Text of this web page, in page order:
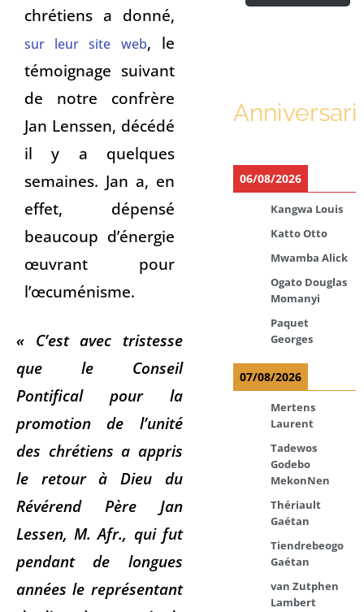
chrétiens a donné,
sur leur site web, le
témoignage suivant
de notre confrère
Jan Lenssen, décédé
il y a quelques
semaines. Jan a, en
effet, dépensé
beaucoup d’énergie
œuvrant pour
l’œcuménisme.
« C’est avec tristesse
que le Conseil
Pontifical pour la
promotion de l’unité
des chrétiens a appris
le retour à Dieu du
Révérend Père Jan
Lessen, M. Afr., qui fut
pendant de longues
années le représentant
06/08/2026
Kangwa Louis
Katto Otto
Mwamba Alick
Ogato Douglas
Momanyi
Paquet
Georges
07/08/2026
Mertens
Laurent
Tadewos
Godebo
MekonNen
Thériault
Gaétan
Tiendrebeogo
Gaétan
van Zutphen
Lambert